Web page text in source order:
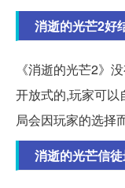
消逝的光芒2好
《消逝的光芒2》
开放式的,玩家可
局会因玩家的选择
消逝的光芒信